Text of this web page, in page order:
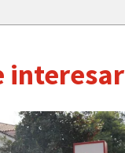
interesar